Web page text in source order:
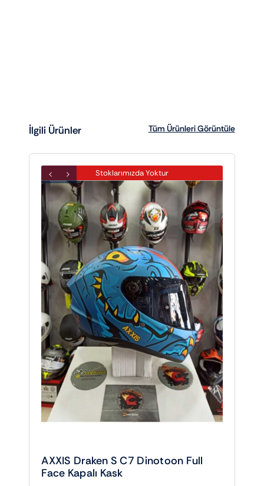
İlgili Ürünler Tüm Ürünleri Görüntüle
Stoklarımızda Yoktur
AXXIS Draken S C7 Dinotoon Full
Face Kapalı Kask